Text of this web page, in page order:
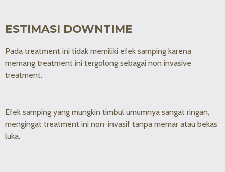
ESTIMASI DOWNTIME
Pada treatment ini tidak memiliki efek samping karena
memang treatment ini tergolong sebagai non invasive
treatment.
Efek samping yang mungkin timbul umumnya sangat ringan,
mengingat treatment ini non-invasif tanpa memar atau bekas
luka.